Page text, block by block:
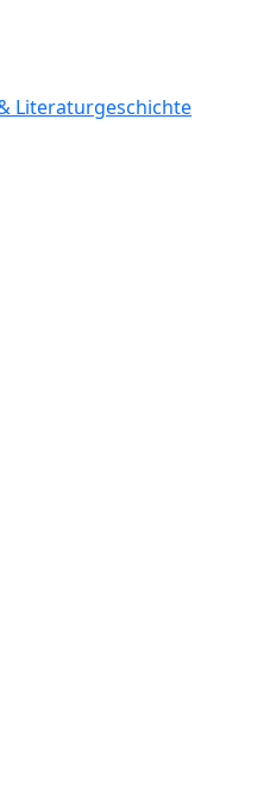
Literaturgeschichte